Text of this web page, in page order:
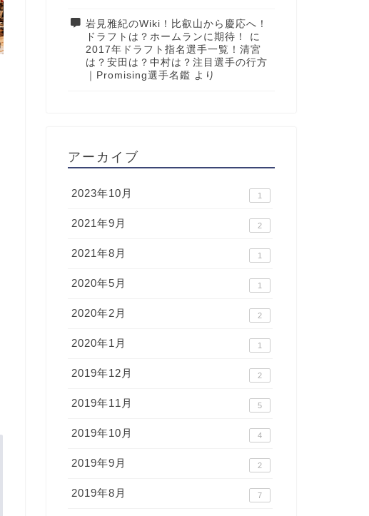
岩見雅紀のWiki！比叡山から慶応へ！
ドラフトは？ホームランに期待！
に
2017年ドラフト指名選手一覧！清宮
は？安田は？中村は？注目選手の行方
｜Promising選手名鑑 より
アーカイブ
2023年10月 1
2021年9月 2
2021年8月 1
2020年5月 1
2020年2月 2
2020年1月 1
2019年12月 2
2019年11月 5
2019年10月 4
2019年9月 2
2019年8月 7